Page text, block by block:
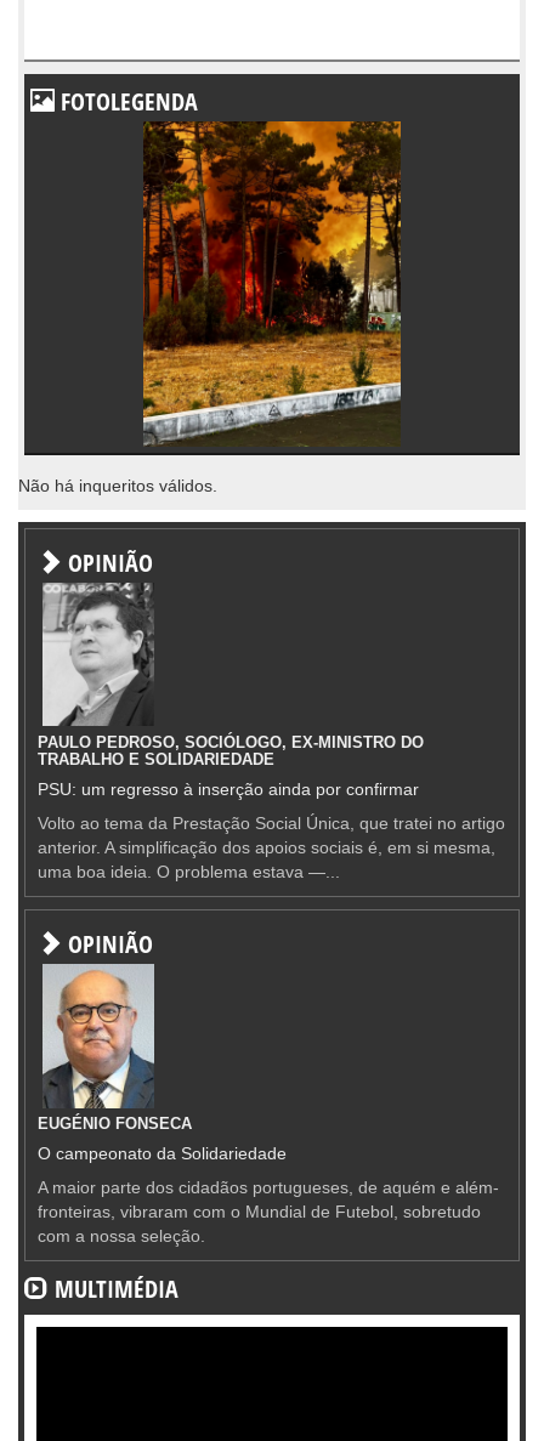
FOTOLEGENDA
Não há inqueritos válidos.
OPINIÃO
PAULO PEDROSO, SOCIÓLOGO, EX-MINISTRO DO
TRABALHO E SOLIDARIEDADE
PSU: um regresso à inserção ainda por confirmar
Volto ao tema da Prestação Social Única, que tratei no artigo
anterior. A simplificação dos apoios sociais é, em si mesma,
uma boa ideia. O problema estava —...
OPINIÃO
EUGÉNIO FONSECA
O campeonato da Solidariedade
A maior parte dos cidadãos portugueses, de aquém e além-
fronteiras, vibraram com o Mundial de Futebol, sobretudo
com a nossa seleção.
MULTIMÉDIA